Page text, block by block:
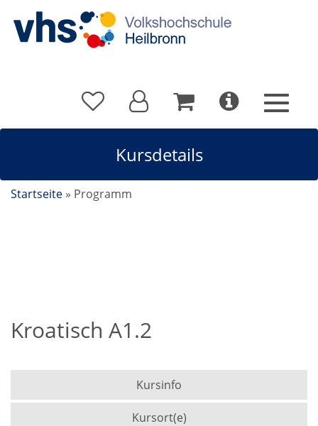
Kursdetails
Startseite » Programm
Kroatisch A1.2
Kursinfo
Kursort(e)